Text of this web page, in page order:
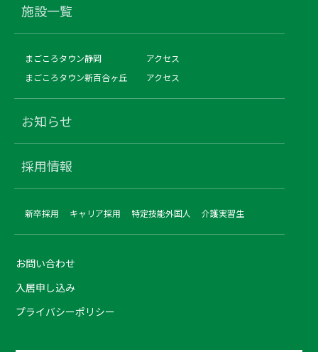
施設一覧
まごころタウン静岡
アクセス
まごころタウン新百合ヶ丘
アクセス
お知らせ
採用情報
新卒採用 キャリア採用 特定技能外国人 介護実習生
お問い合わせ
入居申し込み
プライバシーポリシー